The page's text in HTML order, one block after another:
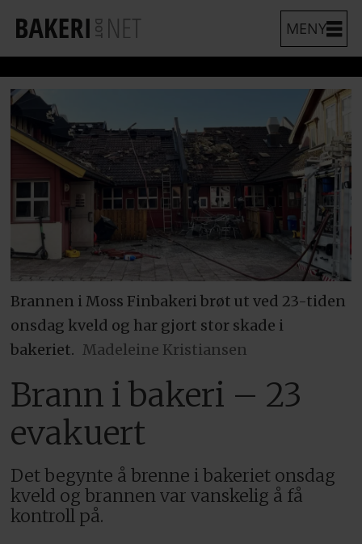
Brannen i Moss Finbakeri brøt ut ved 23-tiden
onsdag kveld og har gjort stor skade i
bakeriet. Madeleine Kristiansen
Brann i bakeri – 23
evakuert
Det begynte å brenne i bakeriet onsdag
kveld og brannen var vanskelig å få
kontroll på.